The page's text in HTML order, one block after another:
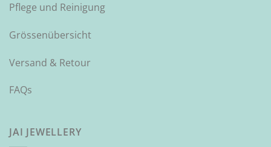
Pflege und Reinigung
Grössenübersicht
Versand & Retour
FAQs
JAI JEWELLERY